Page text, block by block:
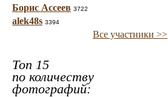
Борис Ассеев 3722
alek48s 3394
Все участники >>
Топ 15
по количеству
фотографий: